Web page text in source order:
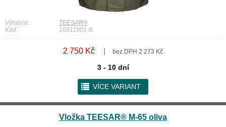
Výrobce:
TEESAR®
Kód:
10311001-S
2 750 Kč bez DPH 2 273 Kč
3 - 10 dní
r VÍCE VARIANT
Vložka TEESAR® M-65 oliva